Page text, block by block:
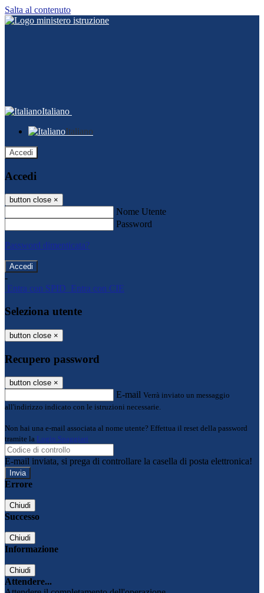
Salta al contenuto
Italiano
Italiano
Accedi
Accedi
button close ×
Nome Utente
Password
Password dimenticata?
-
Entra con SPID Entra con CIE
Seleziona utente
button close ×
Recupero password
button close ×
E-mail Verrà inviato un messaggio
all'indirizzo indicato con le istruzioni necessarie.
Non hai una e-mail associata al nome utente? Effettua il reset della password
tramite la Login Spaggiari
E-mail inviata, si prega di controllare la casella di posta elettronica!
Errore
Chiudi
Successo
Chiudi
Informazione
Chiudi
Attendere...